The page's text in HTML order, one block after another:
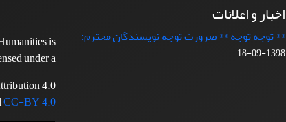
اخبار و اعلانات
** توجه توجه ** ضرورت توجه نویسندگان محترم:
1398-09-18
is
under a
4.0
CC-BY 4.0